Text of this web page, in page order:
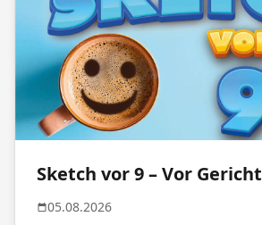
Sketch vor 9 – Vor Gericht
05.08.2026